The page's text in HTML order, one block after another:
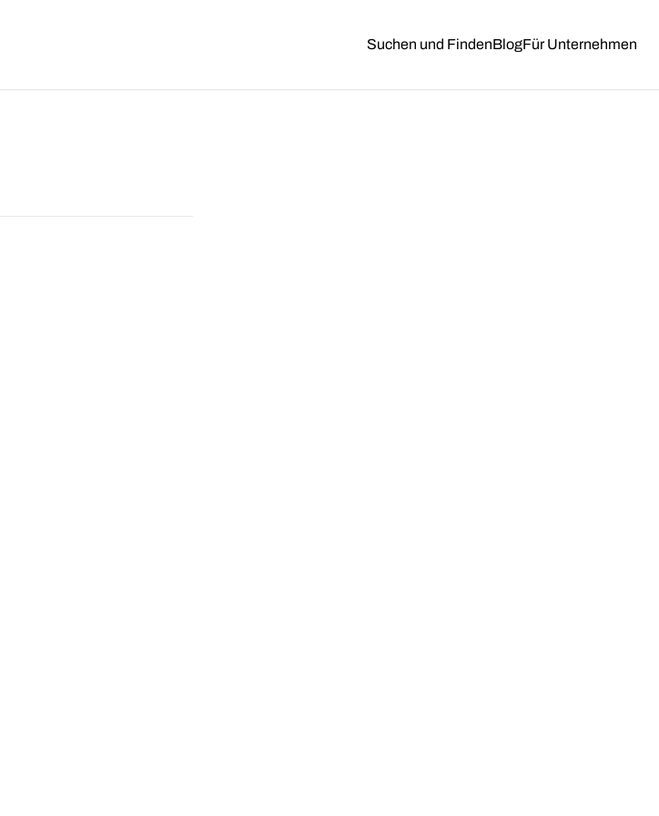
Suchen und FindenBlogFür Unternehmen